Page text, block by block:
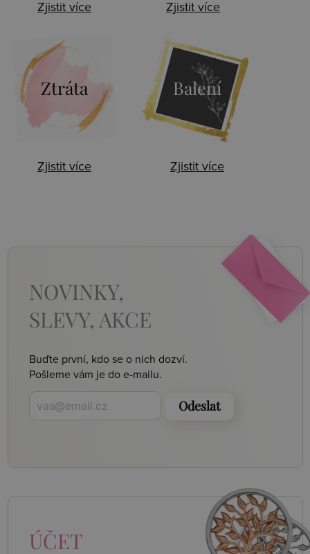
Zjistit více Zjistit více
Ztráta
Zjistit více
Balení
Zjistit více
NOVINKY,
SLEVY, AKCE
Buďte první, kdo se o nich dozví.
Pošleme vám je do e-mailu.
Odeslat
ÚČET